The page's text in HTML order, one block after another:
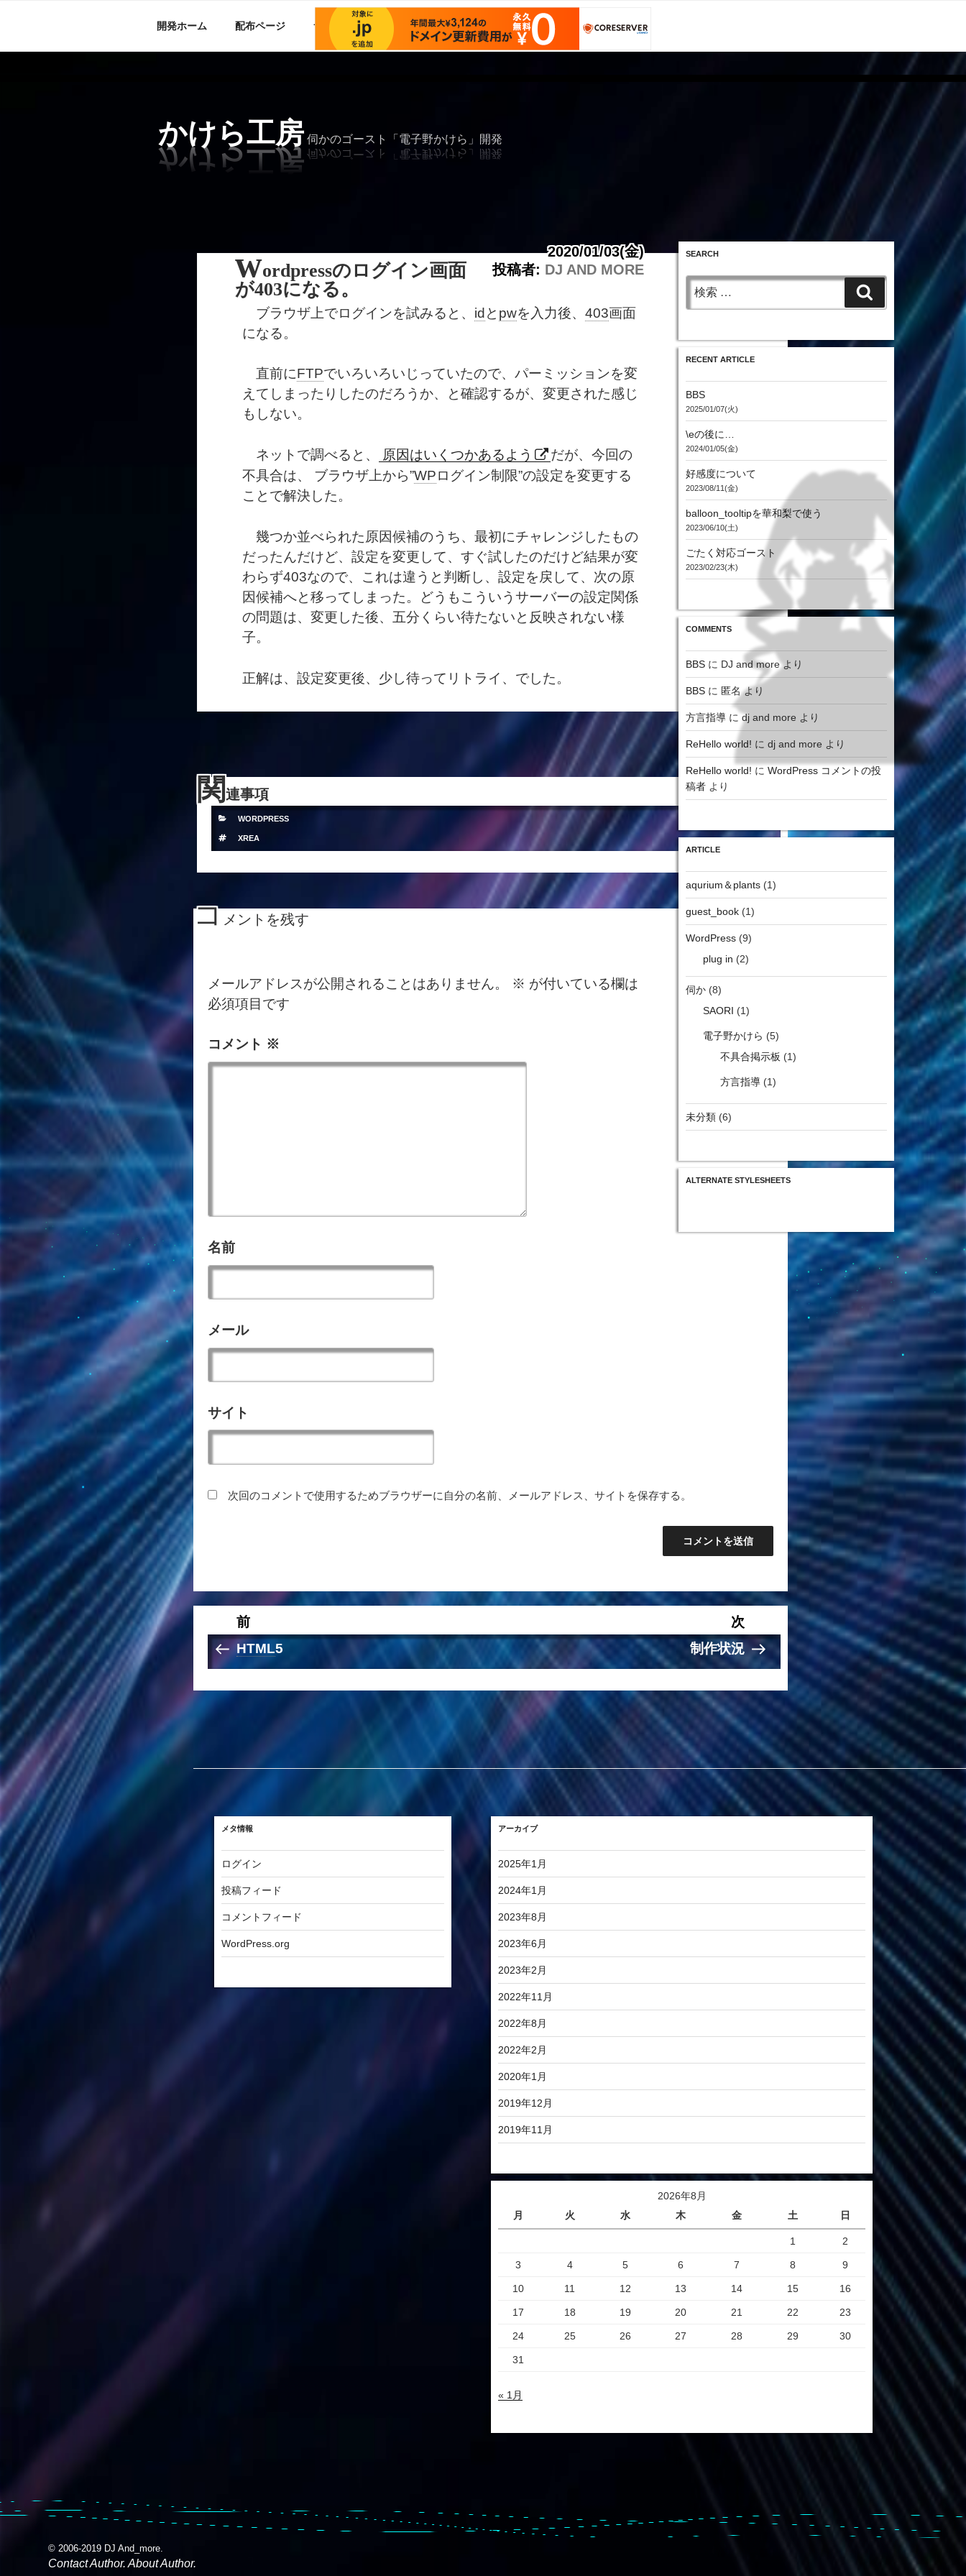
かけら工房 伺かのゴースト「電子野かけら」開発
開発ホーム 配布ページ サンプルページ font size
稿
2020/01/03(金)
投稿者: DJ AND MORE
wordpressのログイン画面
が403になる。
ブラウザ上でログインを試みると、 idと pwを入力後、 403画面
になる。
直前にFTPでいろいろいじっていたので、パーミッションを変
えてしまったりしたのだろうか、と確認するが、変更された感じ
もしない。
ネットで調べると、 原因はいくつかあるよう
だが、今回の
不具合は、 ブラウザ上から”WPログイン制限”の設定を変更する
ことで解決した。
幾つか並べられた原因候補のうち、最初にチャレンジしたもの
だったんだけど、設定を変更して、すぐ試したのだけど結果が変
わらず403なので、これは違うと判断し、設定を戻して、次の原
因候補へと移ってしまった。どうもこういうサーバーの設定関係
の問題は、変更した後、五分くらい待たないと反映されない様
子。
正解は、設定変更後、少し待ってリトライ、でした。
関 連事項
カ
ゴ
リ
WORDPRESS
タ
XREA
コメントを残す
メールアドレスが公開されることはありません。 ※ が付いている欄は
必須項目です
コメント ※
名前
メール
サイト
次回のコメントで使用するためブラウザーに自分の名前、メールアドレス、サイトを保存する。
投
稿
ー
ョ
ン
過
の
投
稿
前
HTML5
次
の
投
稿
次
制作状況
SEARCH
検
索:
索
RECENT ARTICLE
BBS
2025/01/07(火)
\eの後に…
2024/01/05(金)
好感度について
2023/08/11(金)
balloon_tooltipを華和梨で使う
2023/06/10(土)
ごたく対応ゴースト
2023/02/23(木)
COMMENTS
BBS に DJ and moreより
BBS に 匿名より
方言指導 に dj and more より
ReHello world! に dj and more より
ReHello world! に WordPress コメントの投
稿者 より
ARTICLE
aqurium＆plants (1)
guest_book (1)
WordPress (9)
plug in (2)
伺か (8)
SAORI (1)
電子野かけら (5)
不具合掲示板 (1)
方言指導 (1)
未分類 (6)
ALTERNATE STYLESHEETS
メタ情報
ログイン
投稿フィード
コメントフィード
WordPress.org
アーカイブ
2025年1月
2024年1月
2023年8月
2023年6月
2023年2月
2022年11月
2022年8月
2022年2月
2020年1月
2019年12月
2019年11月
2026年8月
月
火 水 木 金 土 日
1 2
3 4 5 6 7 8 9
10 11 12 13 14 15 16
17 18 19 20 21 22 23
24 25 26 27 28 29 30
31
« 1月
© 2006-2019 DJ And_more.
Contact Author. About Author.